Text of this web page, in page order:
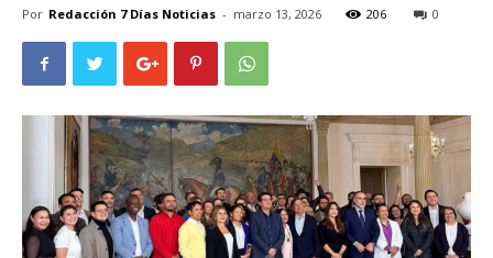
Por Redacción 7 Días Noticias - marzo 13, 2026 206 0